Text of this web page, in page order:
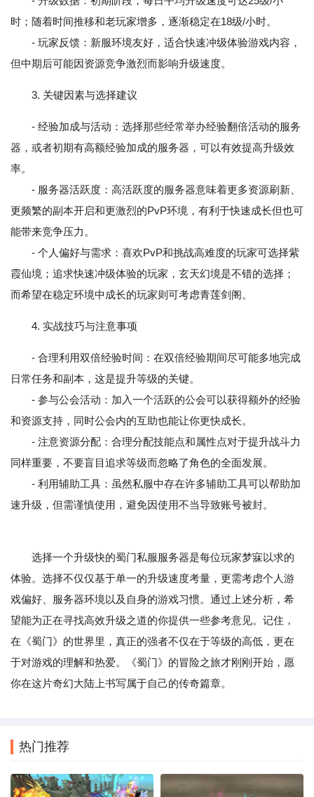
时；随着时间推移和老玩家增多，逐渐稳定在18级/小时。
- 玩家反馈：新服环境友好，适合快速冲级体验游戏内容，
但中期后可能因资源竞争激烈而影响升级速度。
3. 关键因素与选择建议
- 经验加成与活动：选择那些经常举办经验翻倍活动的服务
器，或者初期有高额经验加成的服务器，可以有效提高升级效
率。
- 服务器活跃度：高活跃度的服务器意味着更多资源刷新、
更频繁的副本开启和更激烈的PvP环境，有利于快速成长但也可
能带来竞争压力。
- 个人偏好与需求：喜欢PvP和挑战高难度的玩家可选择紫
霞仙境；追求快速冲级体验的玩家，玄天幻境是不错的选择；
而希望在稳定环境中成长的玩家则可考虑青莲剑阁。
4. 实战技巧与注意事项
- 合理利用双倍经验时间：在双倍经验期间尽可能多地完成
日常任务和副本，这是提升等级的关键。
- 参与公会活动：加入一个活跃的公会可以获得额外的经验
和资源支持，同时公会内的互助也能让你更快成长。
- 注意资源分配：合理分配技能点和属性点对于提升战斗力
同样重要，不要盲目追求等级而忽略了角色的全面发展。
- 利用辅助工具：虽然私服中存在许多辅助工具可以帮助加
速升级，但需谨慎使用，避免因使用不当导致账号被封。
选择一个升级快的蜀门私服服务器是每位玩家梦寐以求的
体验。选择不仅仅基于单一的升级速度考量，更需考虑个人游
戏偏好、服务器环境以及自身的游戏习惯。通过上述分析，希
望能为正在寻找高效升级之道的你提供一些参考意见。记住，
在《蜀门》的世界里，真正的强者不仅在于等级的高低，更在
于对游戏的理解和热爱。《蜀门》的冒险之旅才刚刚开始，愿
你在这片奇幻大陆上书写属于自己的传奇篇章。
热门推荐